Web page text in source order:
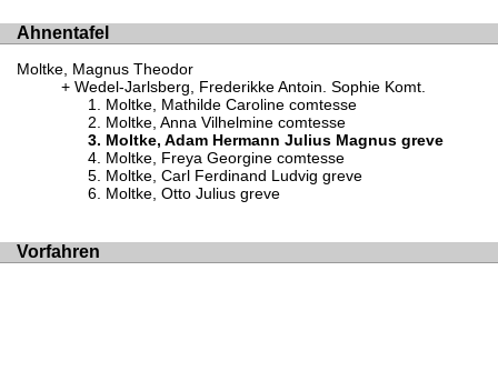
Ahnentafel
Moltke, Magnus Theodor
Wedel-Jarlsberg, Frederikke Antoin. Sophie Komt.
Moltke, Mathilde Caroline comtesse
Moltke, Anna Vilhelmine comtesse
Moltke, Adam Hermann Julius Magnus greve
Moltke, Freya Georgine comtesse
Moltke, Carl Ferdinand Ludvig greve
Moltke, Otto Julius greve
Vorfahren